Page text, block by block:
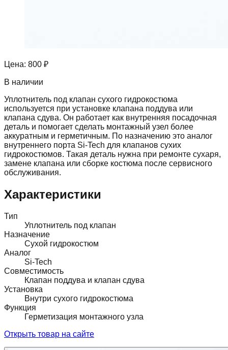
Цена: 800 ₽
В наличии
Уплотнитель под клапан сухого гидрокостюма
используется при установке клапана поддува или
клапана сдува. Он работает как внутренняя посадочная
деталь и помогает сделать монтажный узел более
аккуратным и герметичным. По назначению это аналог
внутреннего порта Si-Tech для клапанов сухих
гидрокостюмов. Такая деталь нужна при ремонте сухаря,
замене клапана или сборке костюма после сервисного
обслуживания.
Характеристики
Тип
Уплотнитель под клапан
Назначение
Сухой гидрокостюм
Аналог
Si-Tech
Совместимость
Клапан поддува и клапан сдува
Установка
Внутри сухого гидрокостюма
Функция
Герметизация монтажного узла
Открыть товар на сайте